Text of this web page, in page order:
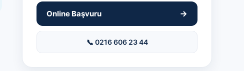
Online Başvuru
📞 0216 606 23 44